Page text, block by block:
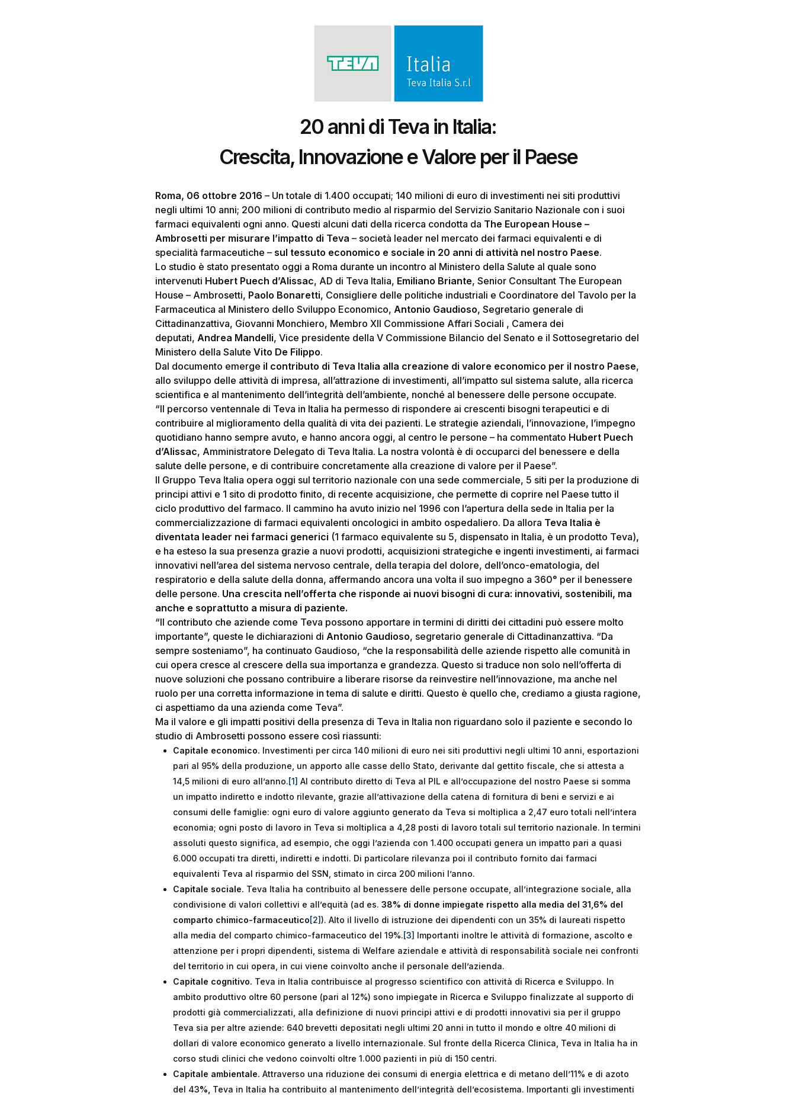
Hit enter to search or ESC to close
20 anni di Teva in Italia:
Crescita, Innovazione e Valore per il Paese
Roma, 06 ottobre 2016 – Un totale di 1.400 occupati; 140 milioni di euro di investimenti nei siti produttivi
negli ultimi 10 anni; 200 milioni di contributo medio al risparmio del Servizio Sanitario Nazionale con i suoi
farmaci equivalenti ogni anno. Questi alcuni dati della ricerca condotta da The European House –
Ambrosetti per misurare l’impatto di Teva – società leader nel mercato dei farmaci equivalenti e di
specialità farmaceutiche – sul tessuto economico e sociale in 20 anni di attività nel nostro Paese.
Lo studio è stato presentato oggi a Roma durante un incontro al Ministero della Salute al quale sono
intervenuti Hubert Puech d’Alissac, AD di Teva Italia, Emiliano Briante, Senior Consultant The European
House – Ambrosetti, Paolo Bonaretti, Consigliere delle politiche industriali e Coordinatore del Tavolo per la
Farmaceutica al Ministero dello Sviluppo Economico, Antonio Gaudioso, Segretario generale di
Cittadinanzattiva, Giovanni Monchiero, Membro XII Commissione Affari Sociali , Camera dei
deputati, Andrea Mandelli, Vice presidente della V Commissione Bilancio del Senato e il Sottosegretario del
Ministero della Salute Vito De Filippo.
Dal documento emerge il contributo di Teva Italia alla creazione di valore economico per il nostro Paese,
allo sviluppo delle attività di impresa, all’attrazione di investimenti, all’impatto sul sistema salute, alla ricerca
scientifica e al mantenimento dell’integrità dell’ambiente, nonché al benessere delle persone occupate.
“Il percorso ventennale di Teva in Italia ha permesso di rispondere ai crescenti bisogni terapeutici e di
contribuire al miglioramento della qualità di vita dei pazienti. Le strategie aziendali, l’innovazione, l’impegno
quotidiano hanno sempre avuto, e hanno ancora oggi, al centro le persone – ha commentato Hubert Puech
d’Alissac, Amministratore Delegato di Teva Italia. La nostra volontà è di occuparci del benessere e della
salute delle persone, e di contribuire concretamente alla creazione di valore per il Paese”.
Il Gruppo Teva Italia opera oggi sul territorio nazionale con una sede commerciale, 5 siti per la produzione di
principi attivi e 1 sito di prodotto finito, di recente acquisizione, che permette di coprire nel Paese tutto il
ciclo produttivo del farmaco. Il cammino ha avuto inizio nel 1996 con l’apertura della sede in Italia per la
commercializzazione di farmaci equivalenti oncologici in ambito ospedaliero. Da allora Teva Italia è
diventata leader nei farmaci generici (1 farmaco equivalente su 5, dispensato in Italia, è un prodotto Teva),
e ha esteso la sua presenza grazie a nuovi prodotti, acquisizioni strategiche e ingenti investimenti, ai farmaci
innovativi nell’area del sistema nervoso centrale, della terapia del dolore, dell’onco-ematologia, del
respiratorio e della salute della donna, affermando ancora una volta il suo impegno a 360° per il benessere
delle persone. Una crescita nell’offerta che risponde ai nuovi bisogni di cura: innovativi, sostenibili, ma
anche e soprattutto a misura di paziente.
“Il contributo che aziende come Teva possono apportare in termini di diritti dei cittadini può essere molto
importante”, queste le dichiarazioni di Antonio Gaudioso, segretario generale di Cittadinanzattiva. “Da
sempre sosteniamo”, ha continuato Gaudioso, “che la responsabilità delle aziende rispetto alle comunità in
cui opera cresce al crescere della sua importanza e grandezza. Questo si traduce non solo nell’offerta di
nuove soluzioni che possano contribuire a liberare risorse da reinvestire nell’innovazione, ma anche nel
ruolo per una corretta informazione in tema di salute e diritti. Questo è quello che, crediamo a giusta ragione,
ci aspettiamo da una azienda come Teva”.
Ma il valore e gli impatti positivi della presenza di Teva in Italia non riguardano solo il paziente e secondo lo
studio di Ambrosetti possono essere così riassunti:
Capitale economico. Investimenti per circa 140 milioni di euro nei siti produttivi negli ultimi 10 anni, esportazioni
pari al 95% della produzione, un apporto alle casse dello Stato, derivante dal gettito fiscale, che si attesta a
14,5 milioni di euro all’anno.[1] Al contributo diretto di Teva al PIL e all’occupazione del nostro Paese si somma
un impatto indiretto e indotto rilevante, grazie all’attivazione della catena di fornitura di beni e servizi e ai
consumi delle famiglie: ogni euro di valore aggiunto generato da Teva si moltiplica a 2,47 euro totali nell’intera
economia; ogni posto di lavoro in Teva si moltiplica a 4,28 posti di lavoro totali sul territorio nazionale. In termini
assoluti questo significa, ad esempio, che oggi l’azienda con 1.400 occupati genera un impatto pari a quasi
6.000 occupati tra diretti, indiretti e indotti. Di particolare rilevanza poi il contributo fornito dai farmaci
equivalenti Teva al risparmio del SSN, stimato in circa 200 milioni l’anno.
Capitale sociale. Teva Italia ha contribuito al benessere delle persone occupate, all’integrazione sociale, alla
condivisione di valori collettivi e all’equità (ad es. 38% di donne impiegate rispetto alla media del 31,6% del
comparto chimico-farmaceutico[2]). Alto il livello di istruzione dei dipendenti con un 35% di laureati rispetto
alla media del comparto chimico-farmaceutico del 19%.[3] Importanti inoltre le attività di formazione, ascolto e
attenzione per i propri dipendenti, sistema di Welfare aziendale e attività di responsabilità sociale nei confronti
del territorio in cui opera, in cui viene coinvolto anche il personale dell’azienda.
Capitale cognitivo. Teva in Italia contribuisce al progresso scientifico con attività di Ricerca e Sviluppo. In
ambito produttivo oltre 60 persone (pari al 12%) sono impiegate in Ricerca e Sviluppo finalizzate al supporto di
prodotti già commercializzati, alla definizione di nuovi principi attivi e di prodotti innovativi sia per il gruppo
Teva sia per altre aziende: 640 brevetti depositati negli ultimi 20 anni in tutto il mondo e oltre 40 milioni di
dollari di valore economico generato a livello internazionale. Sul fronte della Ricerca Clinica, Teva in Italia ha in
corso studi clinici che vedono coinvolti oltre 1.000 pazienti in più di 150 centri.
Capitale ambientale. Attraverso una riduzione dei consumi di energia elettrica e di metano dell’11% e di azoto
del 43%, Teva in Italia ha contribuito al mantenimento dell’integrità dell’ecosistema. Importanti gli investimenti